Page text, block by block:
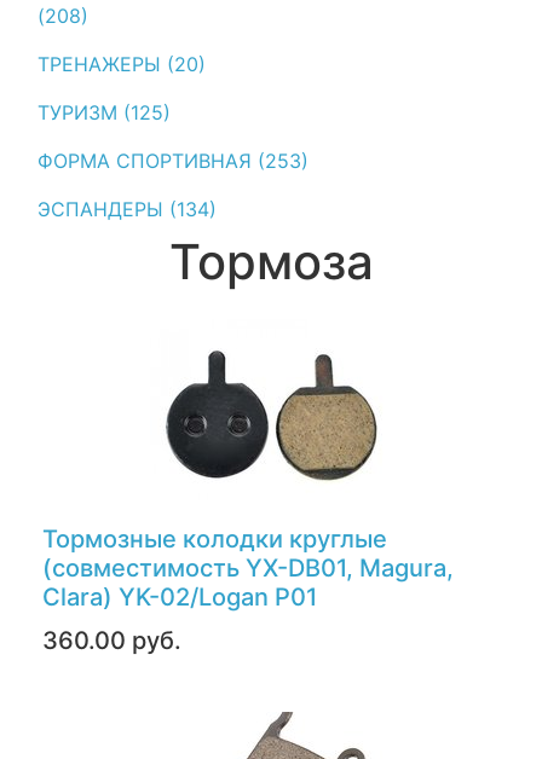
(208)
ТРЕНАЖЕРЫ (20)
ТУРИЗМ (125)
ФОРМА СПОРТИВНАЯ (253)
ЭСПАНДЕРЫ (134)
Тормоза
Тормозные колодки круглые
(совместимость YX-DB01, Magura,
Clara) YK-02/Logan P01
360.00 руб.